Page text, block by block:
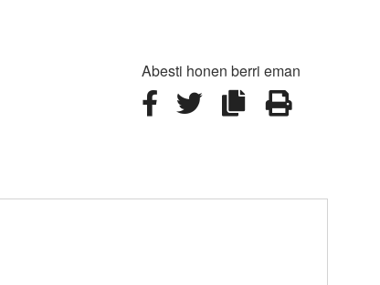
Abesti honen berri eman